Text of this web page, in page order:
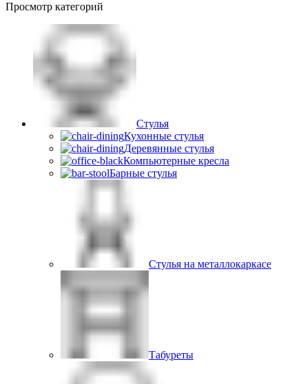
Просмотр категорий
Стулья
Кухонные стулья
Деревянные стулья
Компьютерные кресла
Барные стулья
Стулья на металлокаркасе
Табуреты